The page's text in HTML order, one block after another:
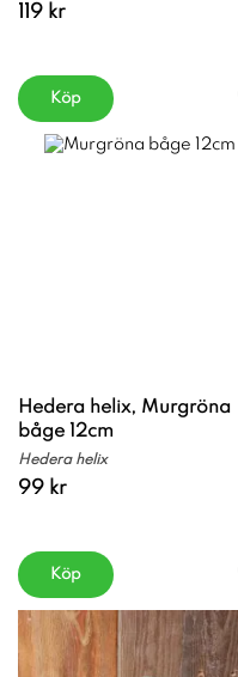
119 kr
Köp
Hedera helix, Murgröna
båge 12cm
Hedera helix
99 kr
Köp